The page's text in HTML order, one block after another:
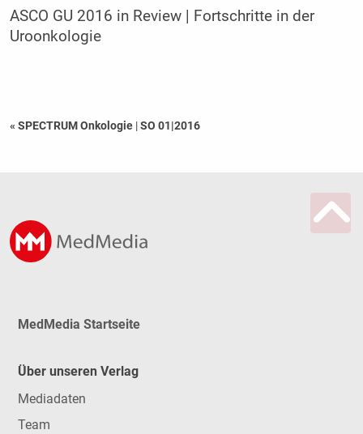
ASCO GU 2016 in Review | Fortschritte in der
Uroonkologie
« SPECTRUM Onkologie |SO 01|2016
MedMedia Startseite
Über unseren Verlag
Mediadaten
Team